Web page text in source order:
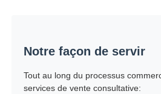
Notre façon de servir
Tout au long du processus
services de vente consultative: